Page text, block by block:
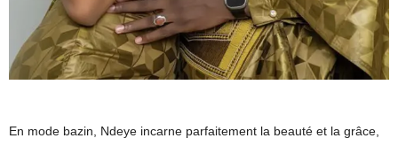
En mode bazin, Ndeye incarne parfaitement la beauté et la grâce,